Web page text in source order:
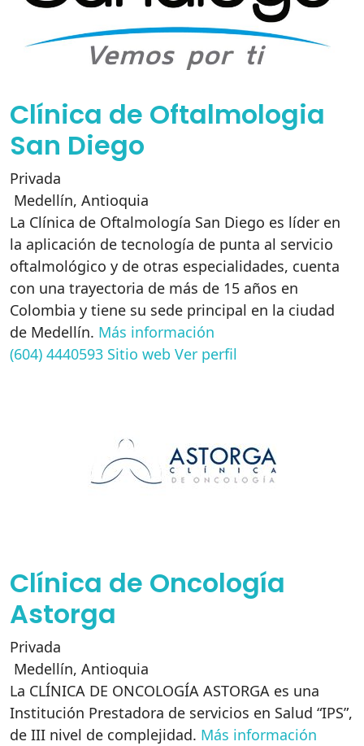
Clínica de Oftalmologia
San Diego
Privada
Medellín, Antioquia
La Clínica de Oftalmología San Diego es líder en
la aplicación de tecnología de punta al servicio
oftalmológico y de otras especialidades, cuenta
con una trayectoria de más de 15 años en
Colombia y tiene su sede principal en la ciudad
de Medellín. Más información
(604) 4440593 Sitio web Ver perfil
Clínica de Oncología
Astorga
Privada
Medellín, Antioquia
La CLÍNICA DE ONCOLOGÍA ASTORGA es una
Institución Prestadora de servicios en Salud “IPS”,
de III nivel de complejidad. Más información